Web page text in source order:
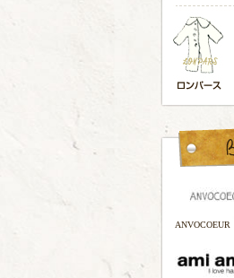
ANVOCOEUR